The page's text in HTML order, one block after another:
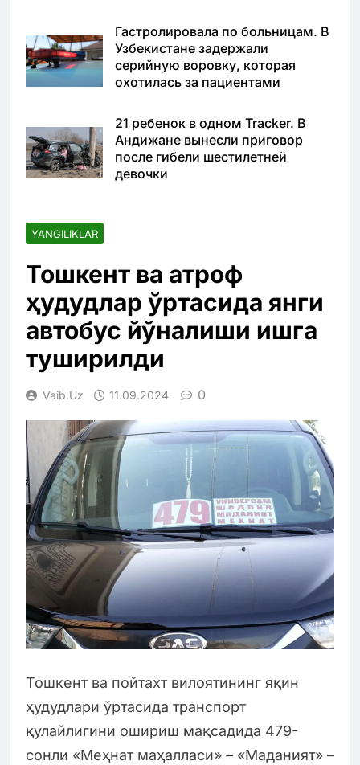
Гастролировала по больницам. В
Узбекистане задержали
серийную воровку, которая
охотилась за пациентами
21 ребенок в одном Tracker. В
Андижане вынесли приговор
после гибели шестилетней
девочки
YANGILIKLAR
Тошкент ва атроф
ҳудудлар ўртасида янги
автобус йўналиши ишга
туширилди
Vaib.uz 11.09.2024 0
Тошкент ва пойтахт вилоятининг яқин
ҳудудлари ўртасида транспорт
қулайлигини ошириш мақсадида 479-
сонли «Меҳнат маҳалласи» – «Маданият» –